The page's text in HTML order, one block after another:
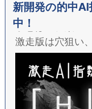
新開発の的中
中！
予想は２種類！
激走版は穴狙い